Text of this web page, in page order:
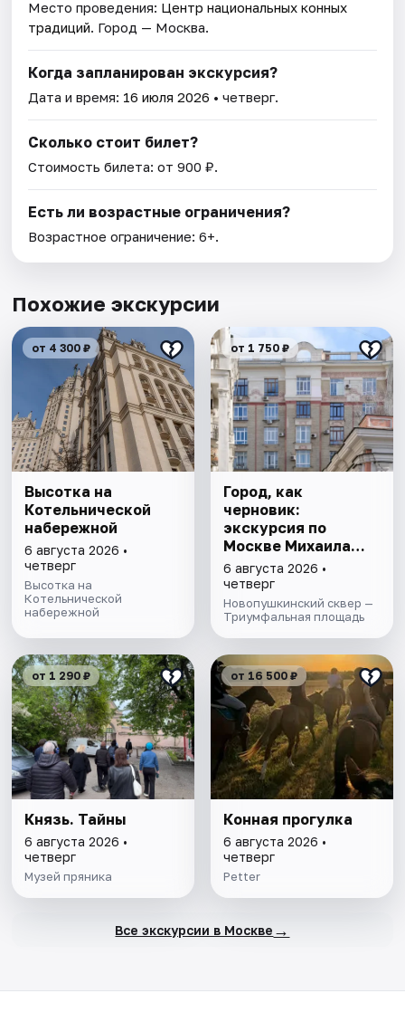
Место проведения: Центр национальных конных
традиций. Город — Москва.
Когда запланирован экскурсия?
Дата и время: 16 июля 2026 • четверг.
Сколько стоит билет?
Стоимость билета: от 900 ₽.
Есть ли возрастные ограничения?
Возрастное ограничение: 6+.
Похожие экскурсии
от 4 300 ₽
Высотка на
Котельнической
набережной
6 августа 2026 •
четверг
Высотка на
Котельнической
набережной
от 1 750 ₽
Город, как
черновик:
экскурсия по
Москве Михаила
Булгакова
6 августа 2026 •
четверг
Новопушкинский сквер —
Триумфальная площадь
от 1 290 ₽
Князь. Тайны
6 августа 2026 •
четверг
Музей пряника
от 16 500 ₽
Конная прогулка
6 августа 2026 •
четверг
Petter
Все экскурсии в Москве →